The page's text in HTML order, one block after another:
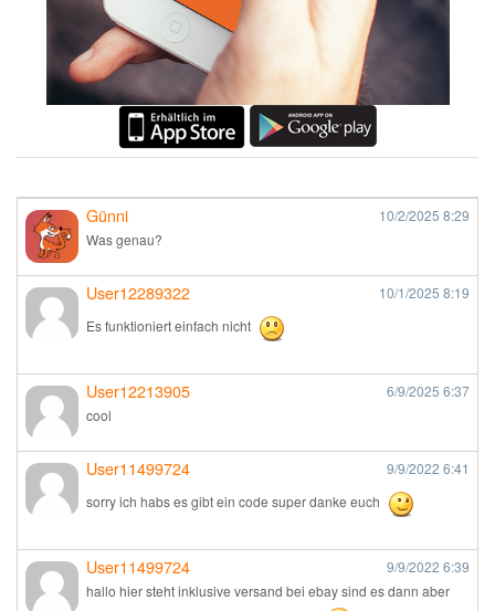
Günni 10/2/2025 8:29
Was genau?
User12289322 10/1/2025 8:19
Es funktioniert einfach nicht
User12213905 6/9/2025 6:37
cool
User11499724 9/9/2022 6:41
sorry ich habs es gibt ein code super danke euch
User11499724 9/9/2022 6:39
hallo hier steht inklusive versand bei ebay sind es dann aber